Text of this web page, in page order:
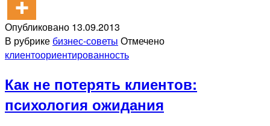
Опубликовано 13.09.2013
В рубрике бизнес-советы Отмечено
клиентоориентированность
Как не потерять клиентов:
психология ожидания